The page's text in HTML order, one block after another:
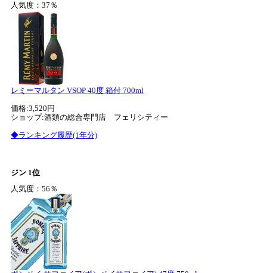
人気度：37％
レミーマルタン VSOP 40度 箱付 700ml
価格:3,520円
ショップ:酒類の総合専門店 フェリシティー
◆ランキング履歴(1年分)
ジン 1位
人気度：56％